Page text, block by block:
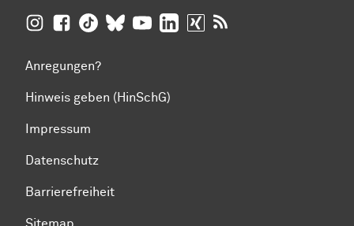
TU Dortmund auf Insta­gram
TU Dortmund auf Facebook
TU Dortmund auf TikTok
TU Dortmund auf BlueSky
TU Dortmund auf YouTube
TU Dortmund auf LinkedIn
TU Dortmund auf XING
Anregungen?
Hinweis geben (HinSchG)
Impressum
Datenschutz
Barrierefreiheit
Sitemap